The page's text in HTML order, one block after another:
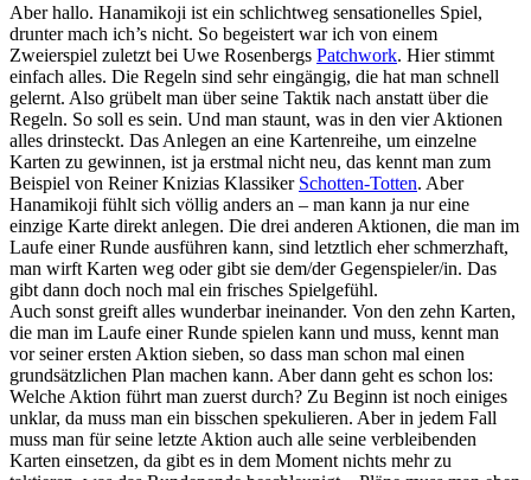
Aber hallo. Hanamikoji ist ein schlichtweg sensationelles Spiel,
drunter mach ich’s nicht. So begeistert war ich von einem
Zweierspiel zuletzt bei Uwe Rosenbergs Patchwork. Hier stimmt
einfach alles. Die Regeln sind sehr eingängig, die hat man schnell
gelernt. Also grübelt man über seine Taktik nach anstatt über die
Regeln. So soll es sein. Und man staunt, was in den vier Aktionen
alles drinsteckt. Das Anlegen an eine Kartenreihe, um einzelne
Karten zu gewinnen, ist ja erstmal nicht neu, das kennt man zum
Beispiel von Reiner Knizias Klassiker Schotten-Totten. Aber
Hanamikoji fühlt sich völlig anders an – man kann ja nur eine
einzige Karte direkt anlegen. Die drei anderen Aktionen, die man im
Laufe einer Runde ausführen kann, sind letztlich eher schmerzhaft,
man wirft Karten weg oder gibt sie dem/der Gegenspieler/in. Das
gibt dann doch noch mal ein frisches Spielgefühl.
Auch sonst greift alles wunderbar ineinander. Von den zehn Karten,
die man im Laufe einer Runde spielen kann und muss, kennt man
vor seiner ersten Aktion sieben, so dass man schon mal einen
grundsätzlichen Plan machen kann. Aber dann geht es schon los:
Welche Aktion führt man zuerst durch? Zu Beginn ist noch einiges
unklar, da muss man ein bisschen spekulieren. Aber in jedem Fall
muss man für seine letzte Aktion auch alle seine verbleibenden
Karten einsetzen, da gibt es in dem Moment nichts mehr zu